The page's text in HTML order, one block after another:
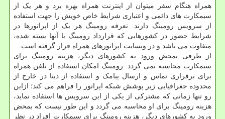
همراه هنگام سفر میتوان از اینترنت همراه بهره برد و هر یک از
سیمکارت های دائمی و اعتباری شرایط خاص خویش را جهت استفاده
از سرویس رومینگ دارند. تعرفه رومینگ هر یک از اپراتورها در
شرایط حضور در کشورهایی که قرارداد رومینگ با آنها بسته شده،
متفاوت می باشد و در وبسایت اپراتورهای همراه قرار گرفته است.
از طرفی بمحض ورود به کشورهای دیگر، هزینه رومینگ برای
سیمکارت محاسبه نمی گردد. رومینگ امکان استفاده از تلفن همراه
برای برقراری تماس و ارسال پیامک و استفاده از دیتا در خارج از
محدوده جغرافیایی زیر پوشش شبکه اپراتور را فراهم می کند؛ ازاین
رو تنها زمانی که مشترکی از یکی از این سرویس ها استفاده نماید،
هزینه رومینگ برای او محاسبه می گردد و این طور نیست که بمحض
ورود به کشورهای دیگر، هزینه رومینگ برای سیمکارت افراد در نظر